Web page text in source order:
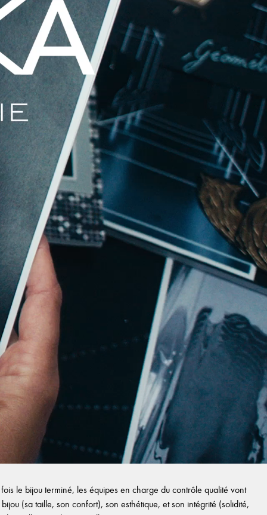
le bijou terminé, les équipes en charge du contrôle qualité vont
(sa taille, son confort), son esthétique, et son intégrité (solidité,